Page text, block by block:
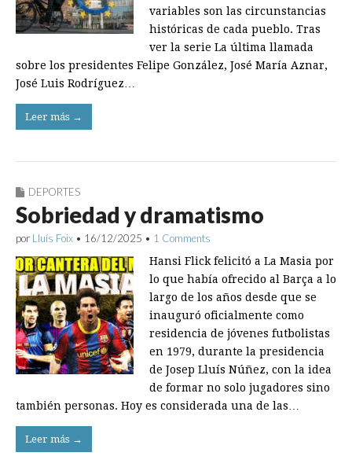
variables son las circunstancias
históricas de cada pueblo. Tras
ver la serie La última llamada
sobre los presidentes Felipe González, José María Aznar,
José Luis Rodríguez…
Leer más →
DEPORTES
Sobriedad y dramatismo
por Lluís Foix • 16/12/2025 • 1 Comments
Hansi Flick felicitó a La Masia por
lo que había ofrecido al Barça a lo
largo de los años desde que se
inauguró oficialmente como
residencia de jóvenes futbolistas
en 1979, durante la presidencia
de Josep Lluís Núñez, con la idea
de formar no solo jugadores sino
también personas. Hoy es considerada una de las…
Leer más →